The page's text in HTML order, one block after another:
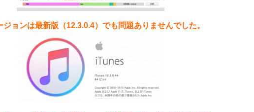
ョンは最新版（12.3.0.4）でも問題ありませんでした。